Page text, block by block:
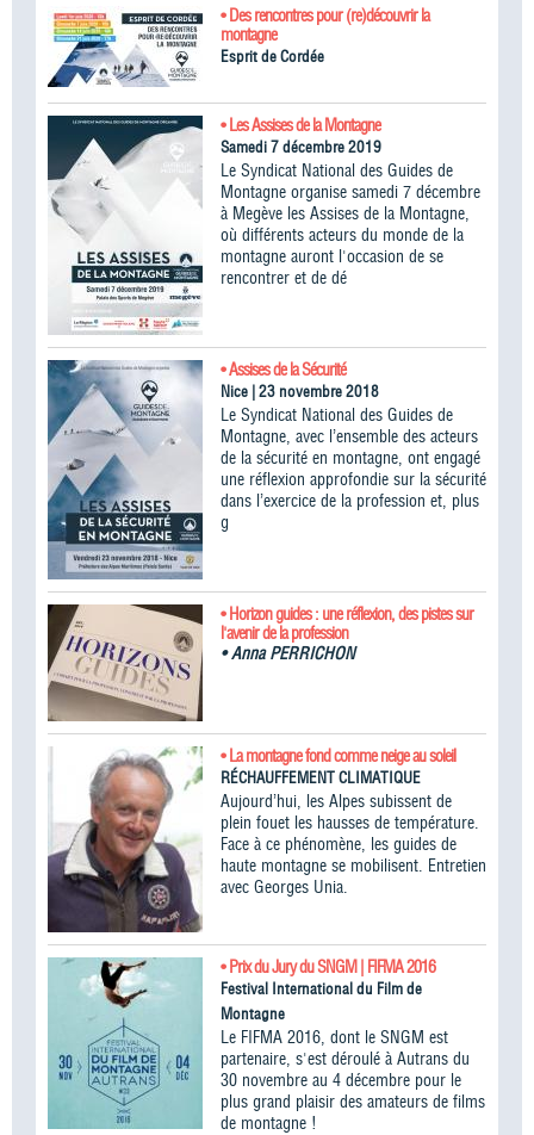
• Des rencontres pour (re)découvrir la
montagne
Esprit de Cordée
• Les Assises de la Montagne
Samedi 7 décembre 2019
Le Syndicat National des Guides de
Montagne organise samedi 7 décembre
à Megève les Assises de la Montagne,
où différents acteurs du monde de la
montagne auront l'occasion de se
rencontrer et de dé
• Assises de la Sécurité
Nice | 23 novembre 2018
Le Syndicat National des Guides de
Montagne, avec l’ensemble des acteurs
de la sécurité en montagne, ont engagé
une réflexion approfondie sur la sécurité
dans l’exercice de la profession et, plus
g
• Horizon guides : une réflexion, des pistes sur
l'avenir de la profession
•Anna PERRICHON
• La montagne fond comme neige au soleil
RÉCHAUFFEMENT CLIMATIQUE
Aujourd’hui, les Alpes subissent de
plein fouet les hausses de température.
Face à ce phénomène, les guides de
haute montagne se mobilisent. Entretien
avec Georges Unia.
• Prix du Jury du SNGM | FIFMA 2016
Festival International du Film de
Montagne
Le FIFMA 2016, dont le SNGM est
partenaire, s'est déroulé à Autrans du
30 novembre au 4 décembre pour le
plus grand plaisir des amateurs de films
de montagne !